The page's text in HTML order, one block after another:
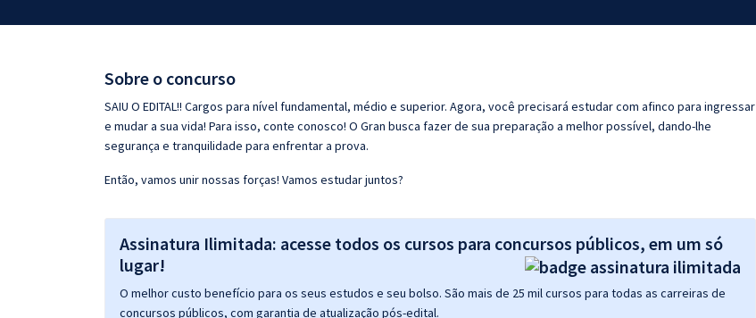
Questões grátis
Conteúdo gratuito
Sobre o concurso
SAIU O EDITAL!! Cargos para nível fundamental, médio e superior. Agora, você precisará estudar com afinco para ingressar
e mudar a sua vida! Para isso, conte conosco! O Gran busca fazer de sua preparação a melhor possível, dando-lhe
segurança e tranquilidade para enfrentar a prova.
Então, vamos unir nossas forças! Vamos estudar juntos?
Assinatura Ilimitada: acesse todos os cursos para concursos públicos, em um só
lugar!
O melhor custo benefício para os seus estudos e seu bolso. São mais de 25 mil cursos para todas as carreiras de
concursos públicos, com garantia de atualização pós-edital.